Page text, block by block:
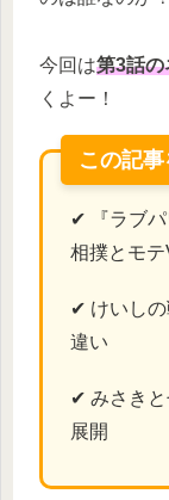
今回は第3話の
くよー！
この記
✔ 『ラブ
相撲とモ
✔ けいし
違い
✔ みさき
展開